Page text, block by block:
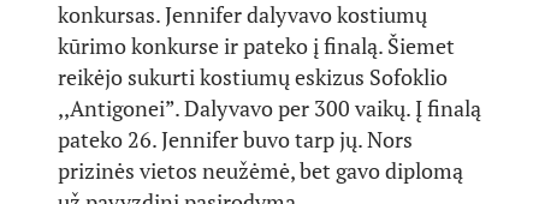
konkursas. Jennifer dalyvavo kostiumų
kūrimo konkurse ir pateko į finalą. Šiemet
reikėjo sukurti kostiumų eskizus Sofoklio
,,Antigonei”. Dalyvavo per 300 vaikų. Į finalą
pateko 26. Jennifer buvo tarp jų. Nors
prizinės vietos neužėmė, bet gavo diplomą